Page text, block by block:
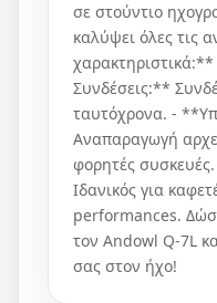
σε στούντιο
καλύψει όλες τις
Συνδέσεις:**
ταυτόχρονα. -
Αναπαραγωγή
φορητές
Ιδανικός για
performances.
τον Andowl Q-7L
σας στον ήχο!